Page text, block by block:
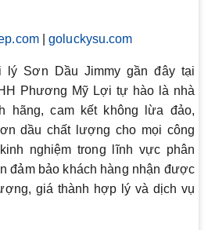
|goluckysu.com
lý Sơn Dầu Jimmy gần đây tại
Phương Mỹ Lợi tự hào là nhà
hãng, cam kết không lừa đảo,
dầu chất lượng cho mọi công
nghiệm trong lĩnh vực phân
đảm bảo khách hàng nhận được
giá thành hợp lý và dịch vụ